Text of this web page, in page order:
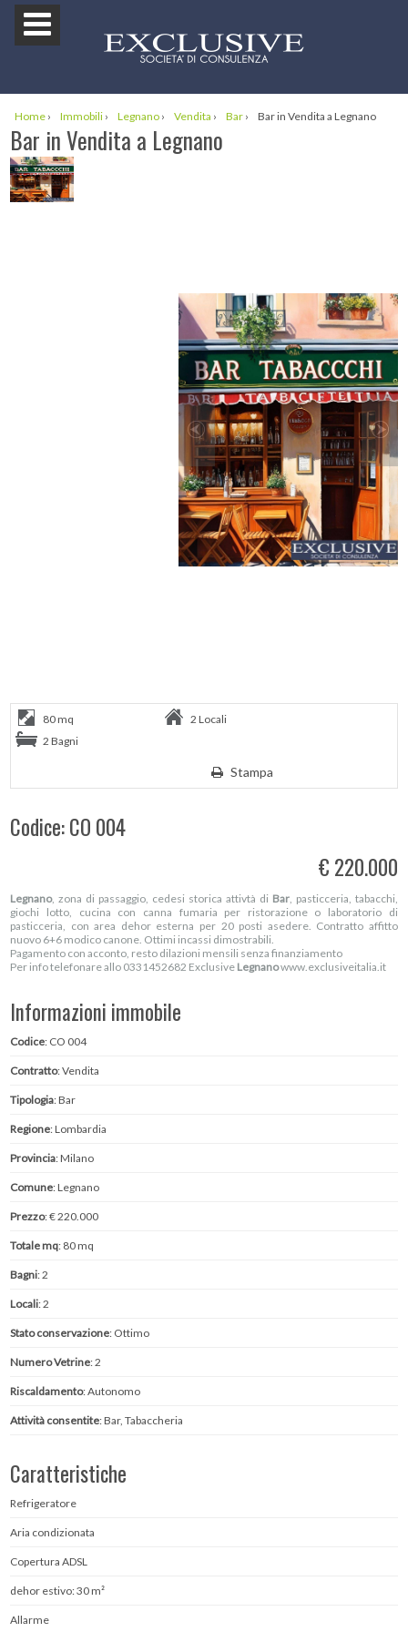
Home › Immobili › Legnano › Vendita › Bar › Bar in Vendita a Legnano
Bar in Vendita a Legnano
80 mq
2 Locali
2 Bagni
Stampa
Codice: CO 004
€ 220.000
Legnano, zona di passaggio, cedesi storica attivtà di Bar, pasticceria, tabacchi,
giochi lotto, cucina con canna fumaria per ristorazione o laboratorio di
pasticceria, con area dehor esterna per 20 posti asedere. Contratto affitto
nuovo 6+6 modico canone. Ottimi incassi dimostrabili.
Pagamento con acconto, resto dilazioni mensili senza finanziamento
Per info telefonare allo 0331452682 Exclusive Legnanowww.exclusiveitalia.it
Informazioni immobile
Codice: CO 004
Contratto: Vendita
Tipologia: Bar
Regione: Lombardia
Provincia: Milano
Comune: Legnano
Prezzo: € 220.000
Totale mq: 80 mq
Bagni: 2
Locali: 2
Stato conservazione: Ottimo
Numero Vetrine: 2
Riscaldamento: Autonomo
Attività consentite: Bar, Tabaccheria
Caratteristiche
Refrigeratore
Aria condizionata
Copertura ADSL
dehor estivo: 30 m²
Allarme